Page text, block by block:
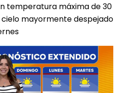
temperatura máxima de 30
mayormente despejado